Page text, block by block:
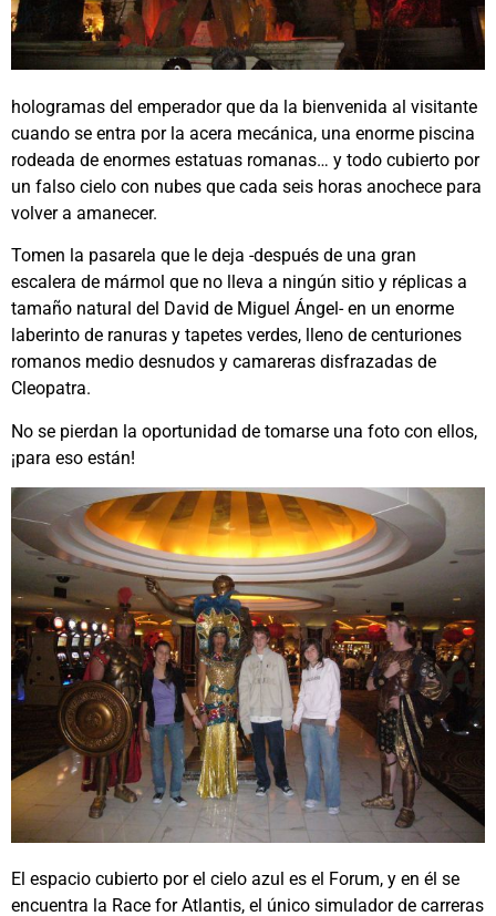
hologramas del emperador que da la bienvenida al visitante
cuando se entra por la acera mecánica, una enorme piscina
rodeada de enormes estatuas romanas… y todo cubierto por
un falso cielo con nubes que cada seis horas anochece para
volver a amanecer.
Tomen la pasarela que le deja -después de una gran
escalera de mármol que no lleva a ningún sitio y réplicas a
tamaño natural del David de Miguel Ángel- en un enorme
laberinto de ranuras y tapetes verdes, lleno de centuriones
romanos medio desnudos y camareras disfrazadas de
Cleopatra.
No se pierdan la oportunidad de tomarse una foto con ellos,
¡para eso están!
El espacio cubierto por el cielo azul es el Forum, y en él se
encuentra la Race for Atlantis, el único simulador de carreras